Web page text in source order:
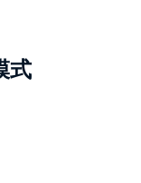
式